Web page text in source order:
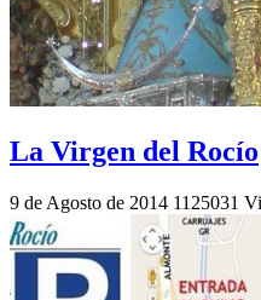
La Virgen del Rocío
9 de Agosto de 2014 1125031